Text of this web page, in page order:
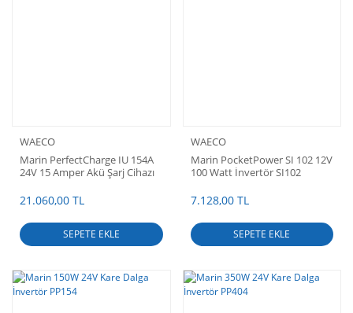
WAECO
Marin PerfectCharge IU 154A
24V 15 Amper Akü Şarj Cihazı
21.060,00 TL
SEPETE EKLE
WAECO
Marin PocketPower SI 102 12V
100 Watt İnvertör SI102
7.128,00 TL
SEPETE EKLE